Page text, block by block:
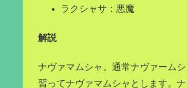
ラクシャサ：悪魔
解説
ナヴァマムシャ。通常ナヴァーム
習ってナヴァマムシャとします。